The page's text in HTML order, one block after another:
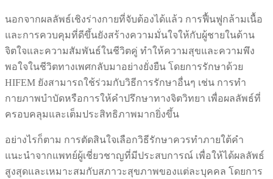
นอกจากผลลัพธ์เชิงร่างกายที่จับต้องได้แล้ว การฟื้นฟูกล้ามเนื้อ
และการควบคุมที่ดีขึ้นยังสร้างความมั่นใจให้กับผู้ชายในด้าน
จิตใจและความสัมพันธ์ในชีวิตคู่ ทำให้ความสุขและความพึง
พอใจในชีวิตทางเพศกลับมาอย่างยั่งยืน โดยการรักษาด้วย
HIFEM ยังสามารถใช้ร่วมกับวิธีการรักษาอื่นๆ เช่น การทำ
กายภาพบำบัดหรือการให้คำปรึกษาทางจิตวิทยา เพื่อผลลัพธ์ที่
ครอบคลุมและเต็มประสิทธิภาพมากยิ่งขึ้น
อย่างไรก็ตาม การตัดสินใจเลือกวิธีรักษาควรทำภายใต้คำ
แนะนำจากแพทย์ผู้เชี่ยวชาญที่มีประสบการณ์ เพื่อให้ได้ผลลัพธ์
สูงสุดและเหมาะสมกับสภาวะสุขภาพของแต่ละบุคคล โดยการ